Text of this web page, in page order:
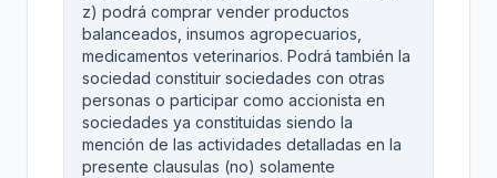
z) podrá comprar vender productos
balanceados, insumos agropecuarios,
medicamentos veterinarios. Podrá también la
sociedad constituir sociedades con otras
personas o participar como accionista en
sociedades ya constituidas siendo la
mención de las actividades detalladas en la
presente clausulas (no) solamente